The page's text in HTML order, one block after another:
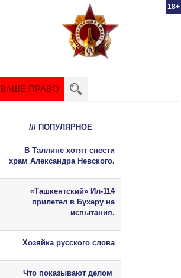
18+
ВАШЕ ПРАВО
/// ПОПУЛЯРНОЕ
В Таллине хотят снести
храм Александра Невского.
«Ташкентский» Ил-114
прилетел в Бухару на
испытания.
Хозяйка русского слова
Что показывают делом